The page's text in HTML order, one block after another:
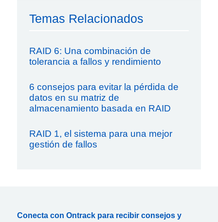
Temas Relacionados
RAID 6: Una combinación de
tolerancia a fallos y rendimiento
6 consejos para evitar la pérdida de
datos en su matriz de
almacenamiento basada en RAID
RAID 1, el sistema para una mejor
gestión de fallos
Conecta con Ontrack para recibir consejos y